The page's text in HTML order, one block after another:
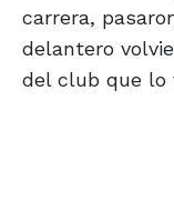
carrera,
delantero
del club que lo